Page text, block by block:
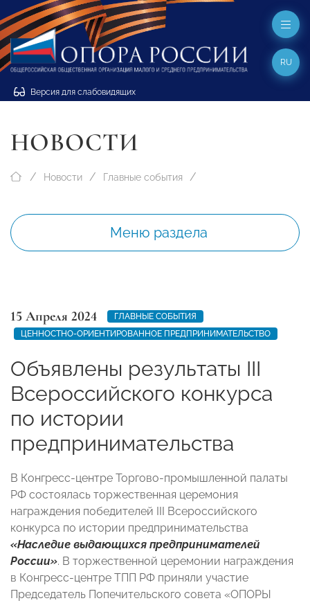
Версия для слабовидящих
RU
НОВОСТИ
Новости Главные события
Меню раздела
15 Апреля 2024
ГЛАВНЫЕ СОБЫТИЯ
ЦЕННОСТНО-ОРИЕНТИРОВАННОЕ ПРЕДПРИНИМАТЕЛЬСТВО
Объявлены результаты III
Всероссийского конкурса
по истории
предпринимательства
В Конгресс-центре Торгово-промышленной палаты
РФ состоялась торжественная церемония
награждения победителей III Всероссийского
конкурса по истории предпринимательства
«Наследие выдающихся предпринимателей
России». В торжественной церемонии награждения
в Конгресс-центре ТПП РФ приняли участие
Председатель Попечительского совета «ОПОРЫ